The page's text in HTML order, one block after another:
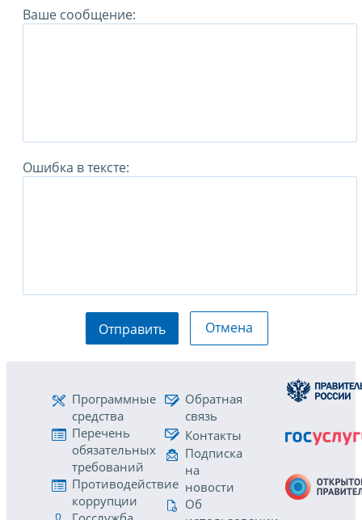
Ваше сообщение:
Ошибка в тексте:
Отправить Отмена
Программные
средства
Перечень
обязательных
требований
Противодействие
коррупции
Обратная
связь
Контакты
Подписка
на
новости
Об